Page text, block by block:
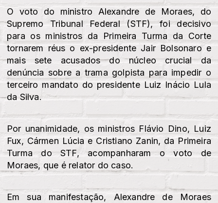
O voto do ministro Alexandre de Moraes, do
Supremo Tribunal Federal (STF), foi decisivo
para os ministros da Primeira Turma da Corte
tornarem réus o ex-presidente Jair Bolsonaro e
mais sete acusados do núcleo crucial da
denúncia sobre a trama golpista para impedir o
terceiro mandato do presidente Luiz Inácio Lula
da Silva.
Por unanimidade, os ministros Flávio Dino, Luiz
Fux, Cármen Lúcia e Cristiano Zanin, da Primeira
Turma do STF, acompanharam o voto de
Moraes, que é relator do caso.
Em sua manifestação, Alexandre de Moraes